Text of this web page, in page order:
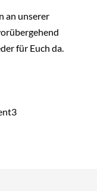
an unserer
für Euch da.